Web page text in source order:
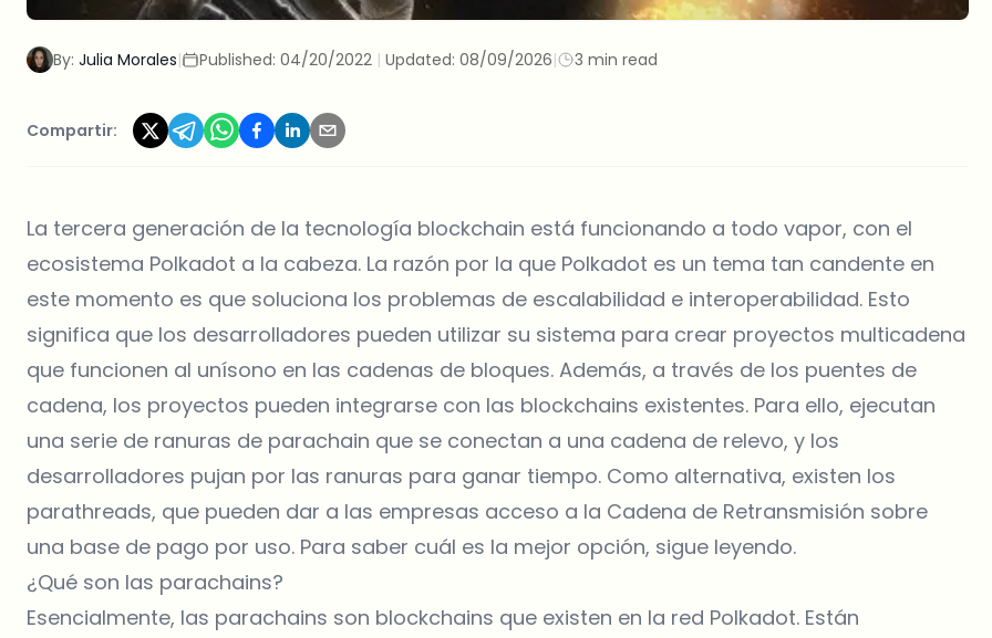
By: Julia Morales| Published: 04/20/2022 | Updated: 08/09/2026| 3 min read
Compartir:
La tercera generación de la tecnología blockchain está funcionando a todo vapor, con el
ecosistema Polkadot a la cabeza. La razón por la que Polkadot es un tema tan candente en
este momento es que soluciona los problemas de escalabilidad e interoperabilidad. Esto
significa que los desarrolladores pueden utilizar su sistema para crear proyectos multicadena
que funcionen al unísono en las cadenas de bloques. Además, a través de los puentes de
cadena, los proyectos pueden integrarse con las blockchains existentes. Para ello, ejecutan
una serie de ranuras de parachain que se conectan a una cadena de relevo, y los
desarrolladores pujan por las ranuras para ganar tiempo. Como alternativa, existen los
parathreads, que pueden dar a las empresas acceso a la Cadena de Retransmisión sobre
una base de pago por uso. Para saber cuál es la mejor opción, sigue leyendo.
¿Qué son las parachains?
Esencialmente, las parachains son blockchains que existen en la red Polkadot. Están